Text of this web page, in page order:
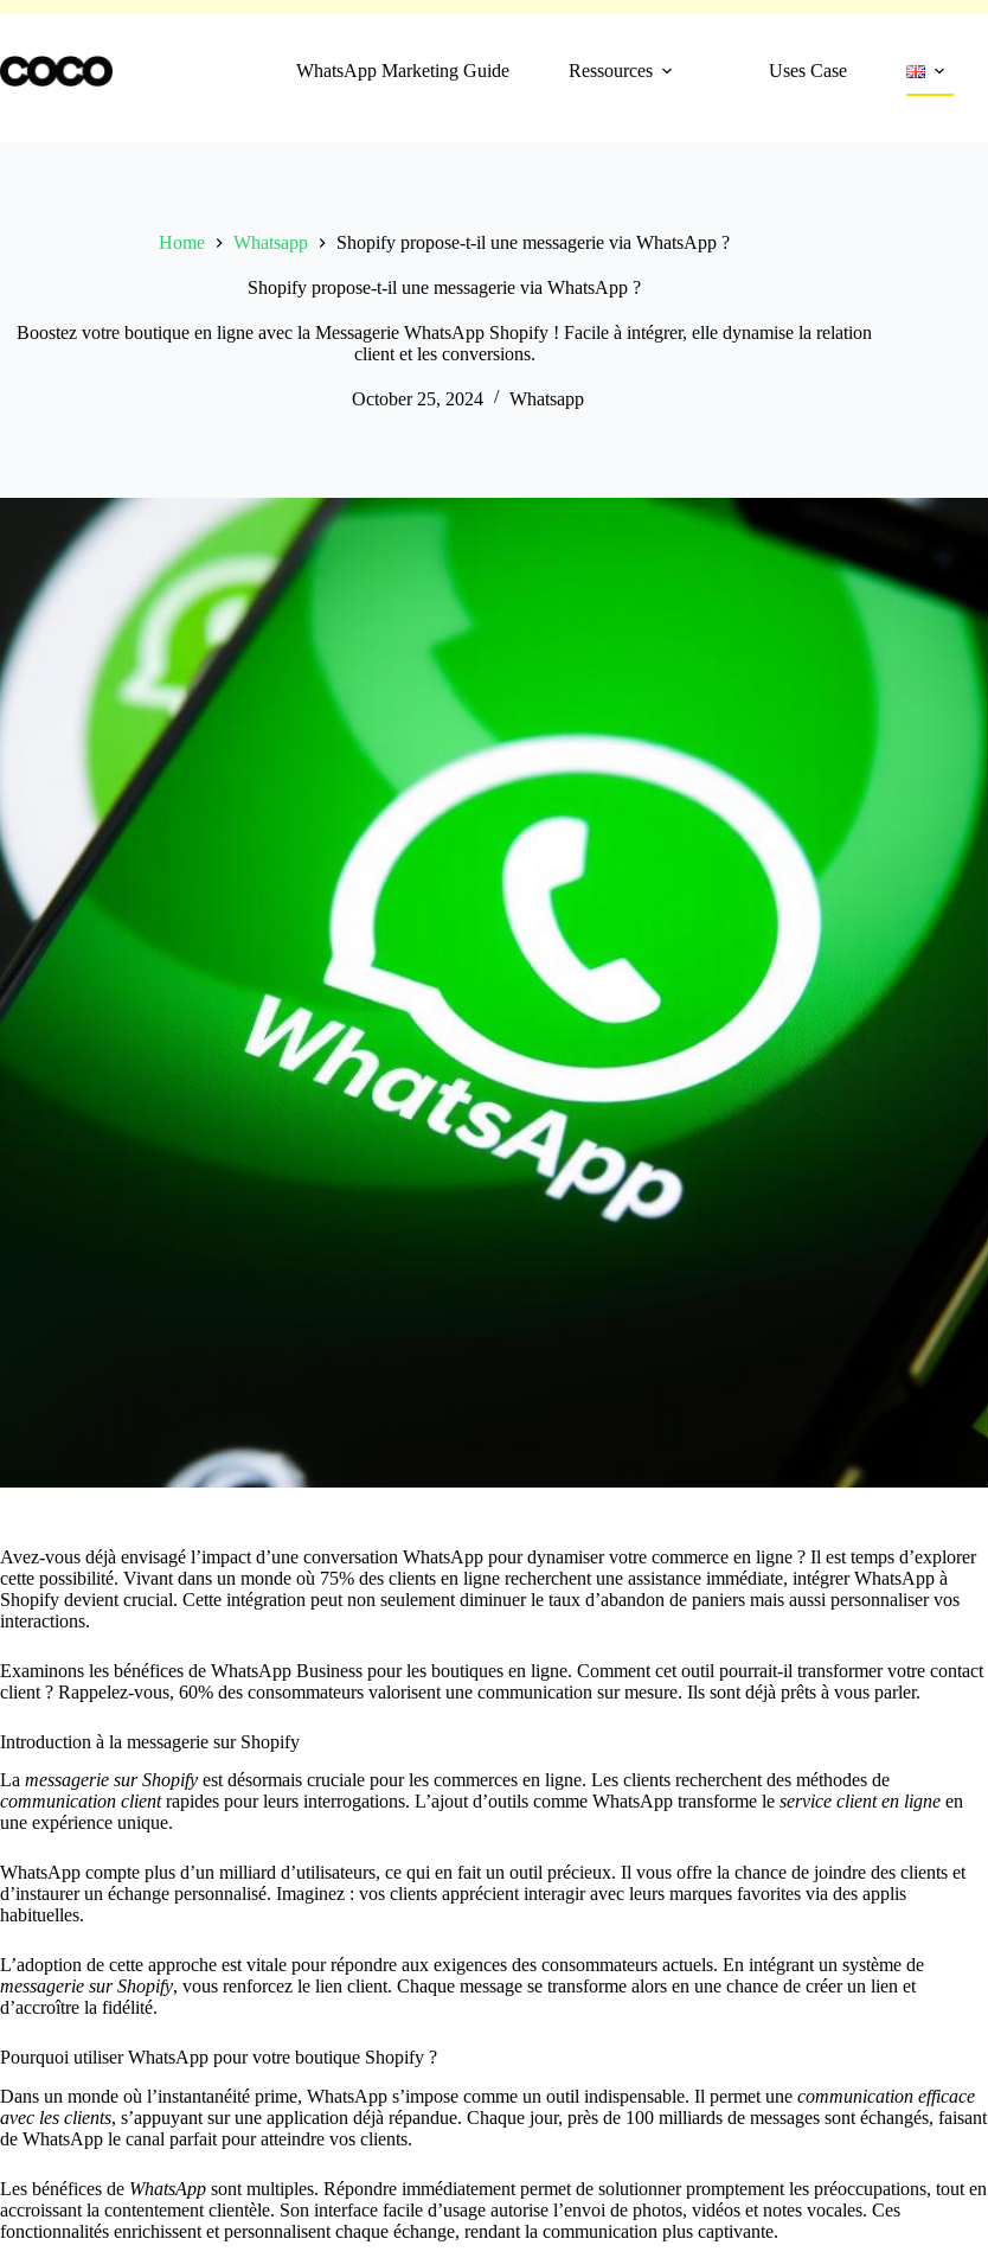
content
WhatsApp Marketing Guide
Ressources Uses Case
Home Whatsapp Shopify propose-t-il une messagerie via WhatsApp ?
Shopify propose-t-il une messagerie via WhatsApp ?
Boostez votre boutique en ligne avec la Messagerie WhatsApp Shopify ! Facile à intégrer, elle dynamise la relation
client et les conversions.
October 25, 2024 Whatsapp
Avez-vous déjà envisagé l’impact d’une conversation WhatsApp pour dynamiser votre commerce en ligne ? Il est temps d’explorer
cette possibilité. Vivant dans un monde où 75% des clients en ligne recherchent une assistance immédiate, intégrer WhatsApp à
Shopify devient crucial. Cette intégration peut non seulement diminuer le taux d’abandon de paniers mais aussi personnaliser vos
interactions.
Examinons les bénéfices de WhatsApp Business pour les boutiques en ligne. Comment cet outil pourrait-il transformer votre contact
client ? Rappelez-vous, 60% des consommateurs valorisent une communication sur mesure. Ils sont déjà prêts à vous parler.
Introduction à la messagerie sur Shopify
La messagerie sur Shopify est désormais cruciale pour les commerces en ligne. Les clients recherchent des méthodes de
communication clientrapides pour leurs interrogations. L’ajout d’outils comme WhatsApp transforme le service client en ligne en
une expérience unique.
WhatsApp compte plus d’un milliard d’utilisateurs, ce qui en fait un outil précieux. Il vous offre la chance de joindre des clients et
d’instaurer un échange personnalisé. Imaginez : vos clients apprécient interagir avec leurs marques favorites via des applis
habituelles.
L’adoption de cette approche est vitale pour répondre aux exigences des consommateurs actuels. En intégrant un système de
messagerie sur Shopify, vous renforcez le lien client. Chaque message se transforme alors en une chance de créer un lien et
d’accroître la fidélité.
Pourquoi utiliser WhatsApp pour votre boutique Shopify ?
Dans un monde où l’instantanéité prime, WhatsApp s’impose comme un outil indispensable. Il permet une communication efficace
avec les clients, s’appuyant sur une application déjà répandue. Chaque jour, près de 100 milliards de messages sont échangés, faisant
de WhatsApp le canal parfait pour atteindre vos clients.
Les bénéfices de WhatsApp sont multiples. Répondre immédiatement permet de solutionner promptement les préoccupations, tout en
accroissant la contentement clientèle. Son interface facile d’usage autorise l’envoi de photos, vidéos et notes vocales. Ces
fonctionnalités enrichissent et personnalisent chaque échange, rendant la communication plus captivante.